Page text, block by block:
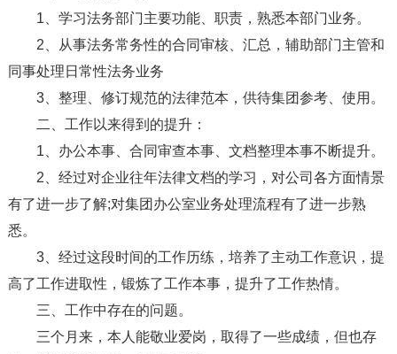
1、学习法务部门主要功能、职责，熟悉本部门业务。
2、从事法务常务性的合同审核、汇总，辅助部门主管和
同事处理日常性法务业务
3、整理、修订规范的法律范本，供待集团参考、使用。
二、工作以来得到的提升：
1、办公本事、合同审查本事、文档整理本事不断提升。
2、经过对企业往年法律文档的学习，对公司各方面情景
有了进一步了解;对集团办公室业务处理流程有了进一步熟
悉。
3、经过这段时间的工作历练，培养了主动工作意识，提
高了工作进取性，锻炼了工作本事，提升了工作热情。
三、工作中存在的问题。
三个月来，本人能敬业爱岗，取得了一些成绩，但也存